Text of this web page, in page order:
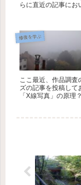
らに直近の記事にお
修復を学ぶ
ここ最近、作品調
ズの記事を投稿して
「X線写真」の原理